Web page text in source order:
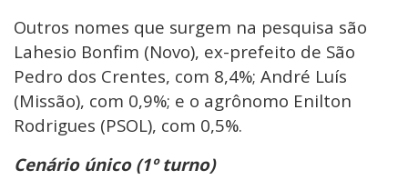
Outros nomes que surgem na pesquisa são
Lahesio Bonfim (Novo), ex-prefeito de São
Pedro dos Crentes, com 8,4%; André Luís
(Missão), com 0,9%; e o agrônomo Enilton
Rodrigues (PSOL), com 0,5%.
Cenário único (1º turno)